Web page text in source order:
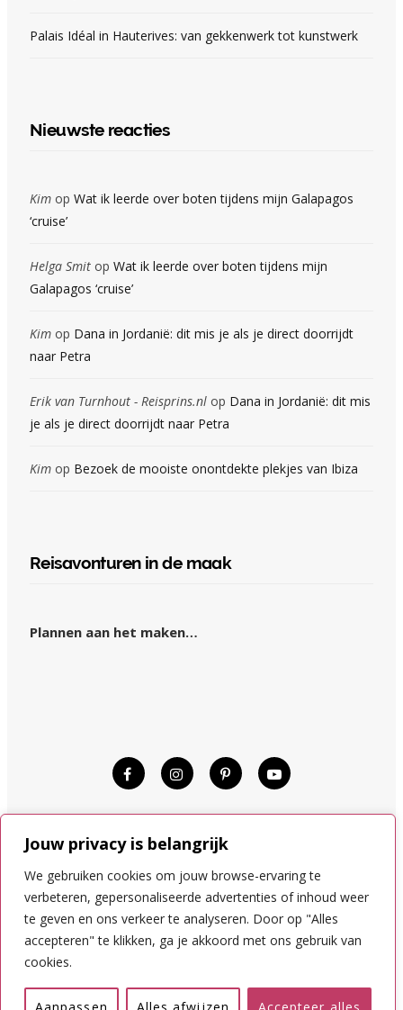
Jouw privacy is belangrijk
We gebruiken cookies om jouw browse-ervaring te
verbeteren, gepersonaliseerde advertenties of inhoud weer
te geven en ons verkeer te analyseren. Door op "Alles
accepteren" te klikken, ga je akkoord met ons gebruik van
cookies.
Palais Idéal in Hauterives: van gekkenwerk tot kunstwerk
Nieuwste reacties
Kim op Wat ik leerde over boten tijdens mijn Galapagos
‘cruise’
Helga Smit op Wat ik leerde over boten tijdens mijn
Galapagos ‘cruise’
Kim op Dana in Jordanië: dit mis je als je direct doorrijdt
naar Petra
Erik van Turnhout - Reisprins.nl op Dana in Jordanië: dit mis
je als je direct doorrijdt naar Petra
Kim op Bezoek de mooiste onontdekte plekjes van Ibiza
Reisavonturen in de maak
Plannen aan het maken…
DISCLAIMER
COOKIES
PRIVACYVOORWAARDEN
NAAR BOVEN
Nederlands English